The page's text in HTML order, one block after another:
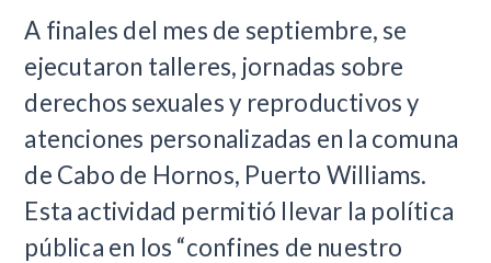
A finales del mes de septiembre, se
ejecutaron talleres, jornadas sobre
derechos sexuales y reproductivos y
atenciones personalizadas en la comuna
de Cabo de Hornos, Puerto Williams.
Esta actividad permitió llevar la política
pública en los “confines de nuestro